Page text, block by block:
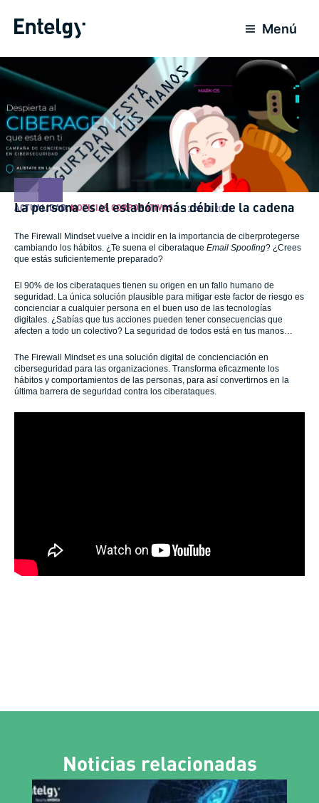
para
conteúdo
Menú
ACTUALIDAD,NOTICIAS CORPORATIVAS 12 Abril 2021
La persona es el eslabón más débil de la cadena
The Firewall Mindset vuelve a incidir en la importancia de ciberprotegerse
cambiando los hábitos. ¿Te suena el ciberataque Email Spoofing? ¿Crees
que estás suficientemente preparado?
El 90% de los ciberataques tienen su origen en un fallo humano de
seguridad. La única solución plausible para mitigar este factor de riesgo es
concienciar a cualquier persona en el buen uso de las tecnologías
digitales. ¿Sabías que tus acciones pueden tener consecuencias que
afecten a todo un colectivo? La seguridad de todos está en tus manos…
The Firewall Mindset es una solución digital de concienciación en
ciberseguridad para las organizaciones. Transforma eficazmente los
hábitos y comportamientos de las personas, para así convertirnos en la
última barrera de seguridad contra los ciberataques.
Noticias relacionadas